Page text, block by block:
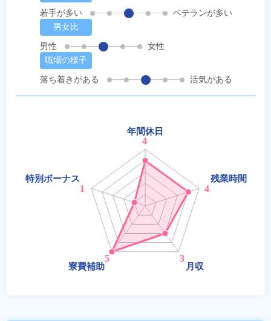
若手が多い
ベテランが多い
男女比
男性
女性
職場の様子
落ち着きがある
活気がある